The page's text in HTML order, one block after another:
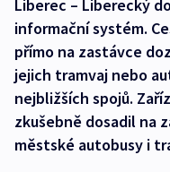
Liberec – Liberecký
informační systém.
přímo na zastávce
jejich tramvaj nebo
nejbližších spojů.
zkušebně dosadil na
městské autobusy i